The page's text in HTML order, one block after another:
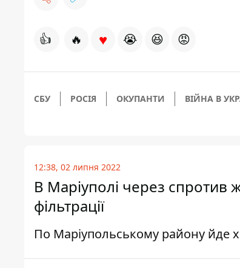
👍 🔥 ♥ 😭 😆 😡
СБУ РОСІЯ ОКУПАНТИ ВІЙНА В
12:38, 02 липня 2022
В Маріуполі через спротив
фільтрації
По Маріупольському району йде